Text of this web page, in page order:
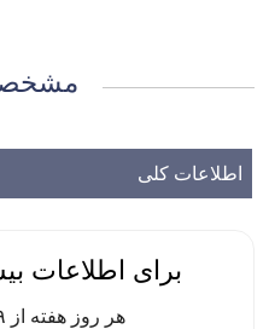
اطلاعات کلی
برای اطلاعات
هر روز هفته از ۹ صبح تا ۱۲ شب